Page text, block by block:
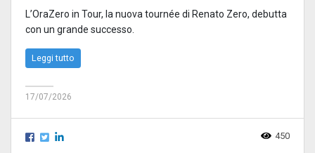
L’OraZero in Tour, la nuova tournée di Renato Zero, debutta
con un grande successo.
Leggi tutto
17/07/2026
450